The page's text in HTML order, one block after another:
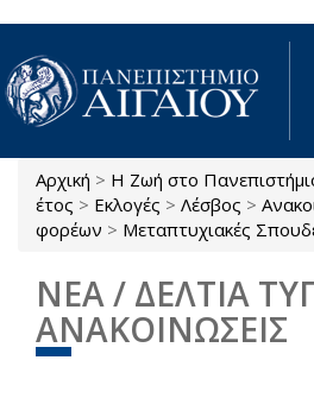
Παράκαμψη προς το κυρίως
Είστε εδώ
Αρχική > Η Ζωή στο
έτος > Εκλογές > Λέσβος >
φορέων > Μεταπτυχιακές
ΝΕΑ / ΔΕΛΤΙΑ
ΑΝΑΚΟΙΝΩΣΕΙΣ